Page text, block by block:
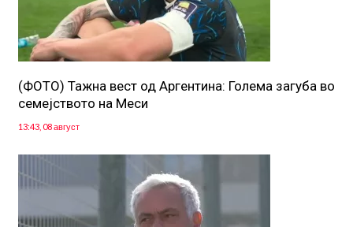
(ФОТО) Тажна вест од Аргентина: Голема загуба во
семејството на Меси
13:43, 08 август